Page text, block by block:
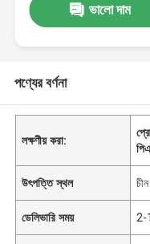
ভালো দাম
পণ্যের বর্ণনা
লক্ষণীয় করা:
উৎপত্তি স্থল চীন
ডেলিভারি সময় 2-